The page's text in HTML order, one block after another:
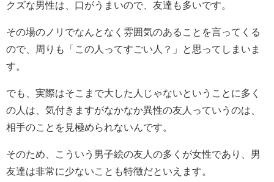
クズな男性は、口がうまいので、友達も多いです。
その場のノリでなんとなく雰囲気のあることを言ってくる
ので、周りも「この人ってすごい人？」と思ってしまいま
す。
でも、実際はそこまで大した人じゃないということに多く
の人は、気付きますがなかなか異性の友人っていうのは、
相手のことを見極められないんです。
そのため、こういう男子絵の友人の多くが女性であり、男
友達は非常に少ないことも特徴だといえます。